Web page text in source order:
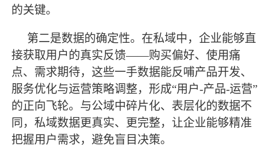
的关键。
第二是数据的确定性。在私域中，企业能够直
接获取用户的真实反馈——购买偏好、使用痛
点、需求期待，这些一手数据能反哺产品开发、
服务优化与运营策略调整，形成“用户-产品-运营”
的正向飞轮。与公域中碎片化、表层化的数据不
同，私域数据更真实、更完整，让企业能够精准
把握用户需求，避免盲目决策。